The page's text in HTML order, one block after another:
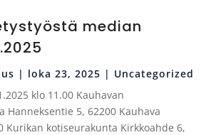
median
| loka 23, 2025 | Uncategorized
klo 11.00 Kauhavan
Hanneksentie 5, 62200 Kauhava
Kurikan kotiseurakunta Kirkkoahde 6,